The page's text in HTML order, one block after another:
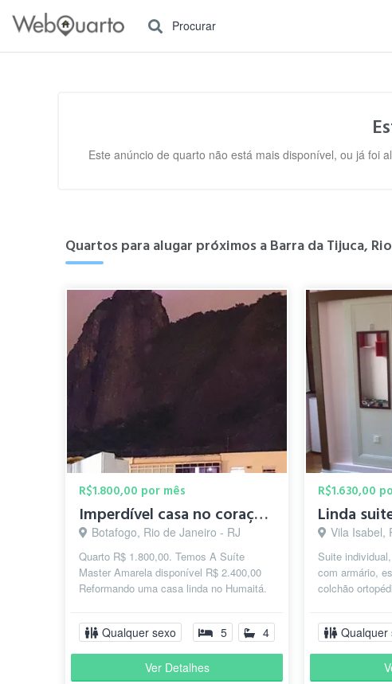
Procurar
Este anúncio de quarto não está mais disponível, ou já foi
Quartos para alugar próximos a Barra da Tijuca,
R$1.800,00 por mês
Imperdível casa no coração do humaitá. (LEIA A DESCRIÇÂO)
Botafogo, Rio de Janeiro - RJ
Quarto R$ 1.800,00. Temos A Suíte
Master Amarela disponível R$ 2.400,00
Reformando uma casa linda no Humaitá.
Qualquer sexo 5 4
Ver Detalhes
R$1.630,00
Vila Isabel,
Suite
com armário,
colchão
Qualquer